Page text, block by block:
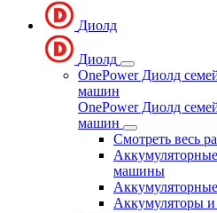
Диолд
Диолд
OnePower Диолд
машин
OnePower Диолд
машин
Смотреть весь
машины
Аккумуляторы и